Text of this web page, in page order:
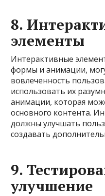
8.
элементы
Интерактивные
формы и анимации,
вовлеченность
использовать их
анимации, которая
основного контента.
должны улучшать
создавать
9.
улучшение